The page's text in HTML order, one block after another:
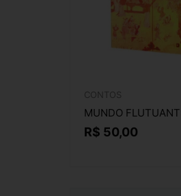
CONTOS
MUNDO
R$ 50,00